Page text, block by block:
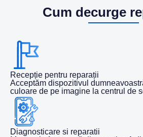
Cum decurge
Recepție pentru reparații
Acceptăm dispozitivul
culoare de pe imagine la centrul de
Diagnosticare si reparatii